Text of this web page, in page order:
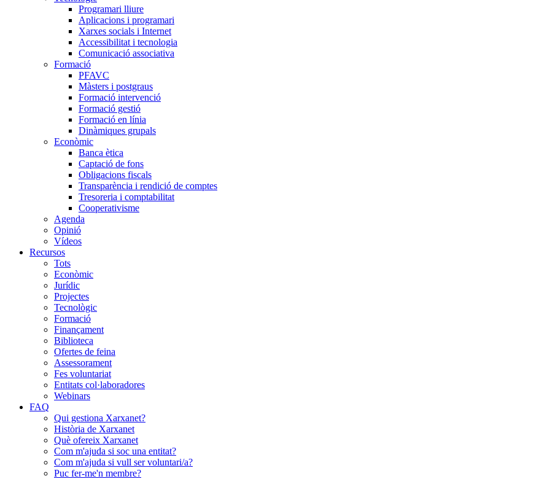
Programari lliure
Aplicacions i programari
Xarxes socials i Internet
Accessibilitat i tecnologia
Comunicació associativa
Formació
PFAVC
Màsters i postgraus
Formació intervenció
Formació gestió
Formació en línia
Dinàmiques grupals
Econòmic
Banca ètica
Captació de fons
Obligacions fiscals
Transparència i rendició de comptes
Tresoreria i comptabilitat
Cooperativisme
Agenda
Opinió
Vídeos
Recursos
Tots
Econòmic
Jurídic
Projectes
Tecnològic
Formació
Finançament
Biblioteca
Ofertes de feina
Assessorament
Fes voluntariat
Entitats col·laboradores
Webinars
FAQ
Qui gestiona Xarxanet?
Història de Xarxanet
Què ofereix Xarxanet
Com m'ajuda si soc una entitat?
Com m'ajuda si vull ser voluntari/a?
Puc fer-me'n membre?